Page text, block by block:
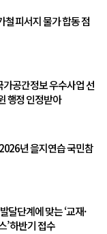
철 피서지 물가 합동 점
공간정보 우수사업 선
행정 인정받아
년 을지연습 국민참
달단계에 맞는 ‘교재·
’ 하반기 접수